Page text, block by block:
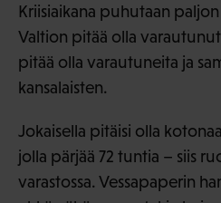
Kriisiaikana puhutaan
Valtion pitää olla
pitää olla varautuneita ja
kansalaisten.
Jokaisella pitäisi olla
jolla pärjää 72 tuntia – siis
varastossa. Vessapaperin